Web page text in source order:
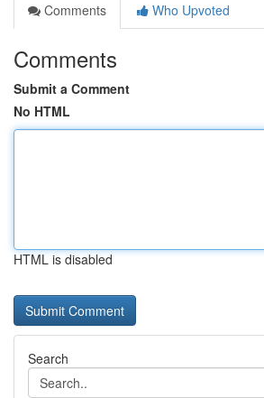
Comments
Who Upvoted
Comments
Submit a Comment
No HTML
HTML is disabled
Search